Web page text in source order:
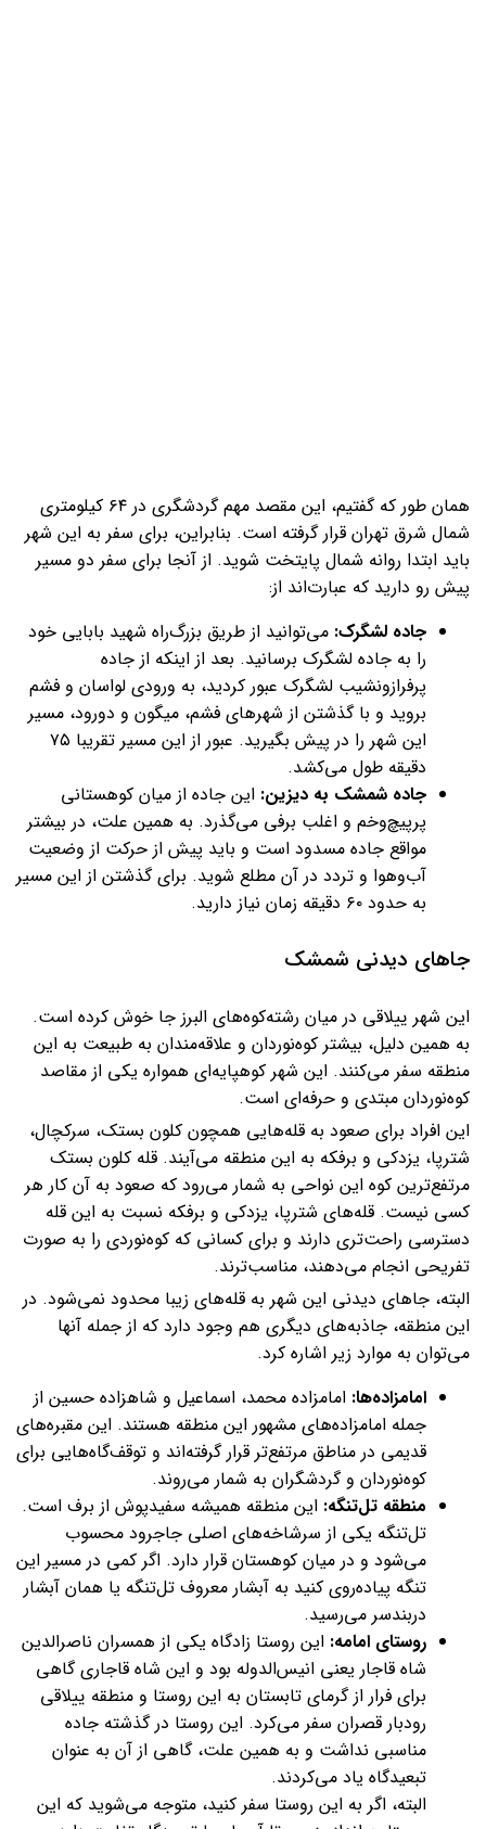
همان ‌طور که گفتیم، این مقصد مهم گردشگری در ۶۴ کیلومتری
شمال شرق تهران قرار گرفته است. بنابراین، برای سفر به این شهر
باید ابتدا روانه شمال پایتخت شوید. از آنجا برای سفر دو مسیر
پیش رو دارید که عبارت‌اند از:
جاده لشگرک: می‌توانید از طریق بزرگ‌راه شهید بابایی خود
را به جاده لشگرک برسانید. بعد از اینکه از جاده
پرفرازونشیب لشگرک عبور کردید، به ورودی لواسان و فشم
بروید و با گذشتن از شهرهای فشم، میگون و دورود، مسیر
این شهر را در پیش بگیرید. عبور از این مسیر تقریبا ۷۵
دقیقه طول می‌کشد.
جاده شمشک به دیزین: این جاده از میان کوهستانی
پرپیچ‌وخم و اغلب برفی می‌گذرد. به همین علت، در بیشتر
مواقع جاده مسدود است و باید پیش از حرکت از وضعیت
آب‌وهوا و تردد در آن مطلع شوید. برای گذشتن از این مسیر
به حدود ۶۰ دقیقه زمان نیاز دارید.
جاهای دیدنی شمشک
این شهر ییلاقی در میان رشته‌کوه‌های البرز جا خوش کرده است.
به همین دلیل، بیشتر کوه‌نوردان و علاقه‌مندان به طبیعت به این
منطقه سفر می‌کنند. این شهر کوهپایه‌ای همواره یکی از مقاصد
کوه‌نوردان مبتدی و حرفه‌ای است.
این افراد برای صعود به قله‌هایی همچون کلون بستک، سرکچال،
شترپا، یزدکی و برفکه به این منطقه می‌آیند. قله کلون بستک
مرتفع‌ترین کوه این نواحی به شمار می‌رود که صعود به آن کار هر
کسی نیست. قله‌های شترپا، یزدکی و برفکه نسبت به این قله
دسترسی راحت‌تری دارند و برای کسانی که کوه‌نوردی را به صورت
تفریحی انجام می‌دهند، مناسب‌ترند.
البته، جاهای دیدنی این شهر به قله‌های زیبا محدود نمی‌شود. در
این منطقه، جاذبه‌های دیگری هم وجود دارد که از جمله آنها
می‌توان به موارد زیر اشاره کرد.
امامزاده‌ها: امامزاده محمد، اسماعیل و شاهزاده حسین از
جمله امامزاده‌های مشهور این منطقه‌ هستند. این مقبره‌های
قدیمی در مناطق مرتفع‌تر قرار گرفته‌اند و توقف‌گاه‌هایی برای
کوه‌نوردان و گردشگران به شمار می‌روند.
منطقه تل‌تنگه: این منطقه همیشه سفیدپوش از برف است.
تل‌تنگه یکی از سرشاخه‌های اصلی جاجرود محسوب
می‌شود و در میان کوهستان‌ قرار دارد. اگر کمی در مسیر این
تنگه پیاده‌روی کنید به آبشار معروف تل‌تنگه یا همان آبشار
دربندسر می‌رسید.
روستای امامه: این روستا زادگاه یکی از همسران ناصرالدین
شاه قاجار یعنی انیس‌الدوله بود و این شاه قاجاری گاهی
برای فرار از گرمای تابستان به این روستا و منطقه ییلاقی
رودبار قصران سفر می‌کرد. این روستا در گذشته جاده
مناسبی نداشت و به همین علت، گاهی از آن به عنوان
تبعیدگاه یاد می‌کردند.
البته، اگر به این روستا سفر کنید، متوجه می‌شوید که این